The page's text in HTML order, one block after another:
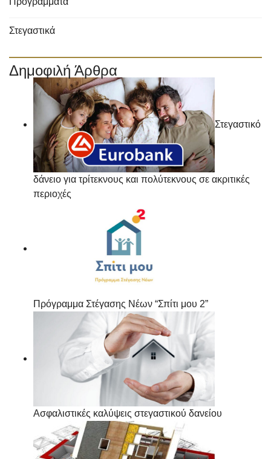
Στεγαστικά
Δημοφιλή Άρθρα
Στεγαστικό
δάνειο για τρίτεκνους και πολύτεκνους σε ακριτικές
περιοχές
Πρόγραμμα Στέγασης Νέων “Σπίτι μου 2”
Ασφαλιστικές καλύψεις στεγαστικού δανείου